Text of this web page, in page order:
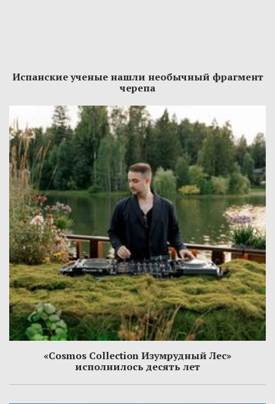
Испанские ученые нашли необычный фрагмент
черепа
«Cosmos Collection Изумрудный Лес»
исполнилось десять лет